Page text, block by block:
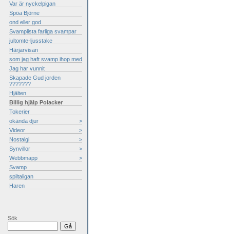
Var är nyckelpigan
Spöa Björne
ond eller god
Svamplista farliga svampar
jultomte-ljusstake
Härjarvisan
som jag haft svamp ihop med
Jag har vunnit
Skapade Gud jorden
???????
Hjälten
Billig hjälp Polacker
Tokerier
okända djur
>
Videor
>
Nostalgi
>
Synvillor
>
Webbmapp
>
Svamp
spiltaligan
Haren
Sök